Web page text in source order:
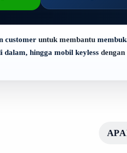
customer untuk membantu
dalam, hingga mobil keyless